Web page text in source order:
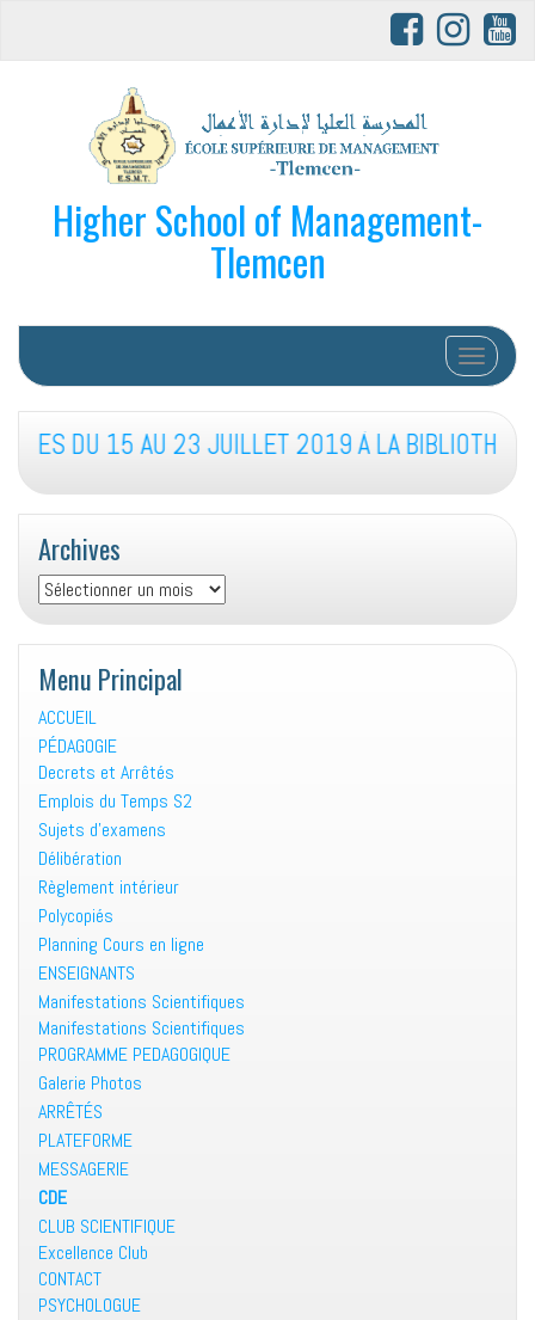
Higher School of Management-
Tlemcen
Afficher/
DU 15 AU 23 JUILLET 2019 À LA
Archives
Archives
Menu Principal
ACCUEIL
PÉDAGOGIE
Decrets et Arrêtés
Emplois du Temps S2
Sujets d’examens
Délibération
Règlement intérieur
Polycopiés
Planning Cours en ligne
ENSEIGNANTS
Manifestations Scientifiques
Manifestations Scientifiques
PROGRAMME PEDAGOGIQUE
Galerie Photos
ARRÊTÉS
PLATEFORME
MESSAGERIE
CDE
CLUB SCIENTIFIQUE
Excellence Club
CONTACT
PSYCHOLOGUE